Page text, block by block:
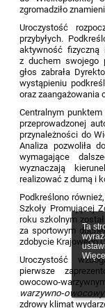
Ta
zgromadziło
Uroczystość
przybyłych.
aktywność fizyczną
z duchem swojego
głos zabrała
wystąpieniu
oraz zaangażowania
Centralnym
przeprowadzonej
przynależności do
Analiza pozwoliła
wymagające
wyznaczają
realizować z dumą i
Podkreślono
Szkoły Promującej
roku szkolnym
za sportowym
zdobycie Krajowego
Uroczystość
pierwsze
zdrowy klimat